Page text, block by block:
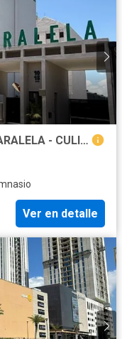
DEPARTAMENTO EN RENTA EN PARALELA - CULIACAN
Ver en detalle